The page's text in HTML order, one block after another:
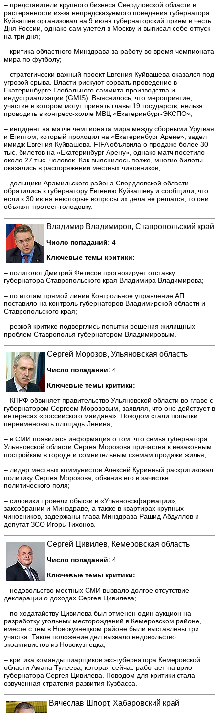
– представители крупного бизнеса Свердловской области в
растерянности из-за непредсказуемого поведения губернатора.
Куйвашев организовал на 9 июня губернаторский прием в честь
Дня России, однако сам улетел в Москву и выписал себе отпуск
на три дня;
– критика областного Минздрава за работу во время чемпионата
мира по футболу;
– стратегически важный проект Евгения Куйвашева оказался под
угрозой срыва. Власти рискуют сорвать проведение в
Екатеринбурге Глобального саммита производства и
индустриализации (GMIS). Выяснилось, что мероприятие,
участие в котором могут принять главы 19 государств, нельзя
проводить в конгресс-холле МВЦ «Екатеринбург-ЭКСПО»;
– инцидент на матче чемпионата мира между сборными Уругвая
и Египтом, который проходил на «Екатеринбург Арене», задел
имидж Евгения Куйвашева. FIFA объявила о продаже более 30
тыс. билетов на «Екатеринбург Арену», однако матч посетило
около 27 тыс. человек. Как выяснилось позже, многие билеты
оказались в распоряжении местных чиновников;
– дольщики Арамильского района Свердловской области
обратились к губернатору Евгению Куйвашеву и сообщили, что
если к 30 июня некоторые вопросы их дела не решатся, то они
объявят протест-голодовку.
Владимир Владимиров, Ставропольский край
Число попаданий: 4
Ключевые темы критики:
– политолог Дмитрий Фетисов прогнозирует отставку
губернатора Ставропольского края Владимира Владимирова;
– по итогам прямой линии Контрольное управление АП
поставило на контроль губернаторов Владимирской области и
Ставропольского края;
– резкой критике подверглись попытки решения жилищных
проблем Ставрополья губернатором Владимировым.
Сергей Морозов, Ульяновская область
Число попаданий: 4
Ключевые темы критики:
– КПРФ обвиняет правительство Ульяновской области во главе с
губернатором Сергеем Морозовым, заявляя, что оно действует в
интересах «российского майдана». Поводом стали попытки
переименовать площадь Ленина;
– в СМИ появилась информация о том, что семья губернатора
Ульяновской области Сергея Морозова причастна к незаконным
постройкам в городе и сомнительным схемам продажи жилья;
– лидер местных коммунистов Алексей Куринный раскритиковал
политику Сергея Морозова, обвинив его в зачистке
политического поля;
– силовики провели обыски в «Ульяновскфармации»,
заксобрании и Минздраве, а также в квартирах крупных
чиновников, задержаны глава Минздрава Рашид Абдуллов и
депутат ЗСО Игорь Тихонов.
Сергей Цивилев, Кемеровская область
Число попаданий: 4
Ключевые темы критики:
– недовольство местных СМИ вызвало долгое отсутствие
декларации о доходах Сергея Цивилева;
– по ходатайству Цивилева был отменен один аукцион на
разработку угольных месторождений в Кемеровском районе,
вместе с тем в Новокузнецком районе были выставлены три
участка. Такое положение дел вызвало недовольство
экоактивистов из Новокузнецка;
– критика команды пиарщиков экс-губернатора Кемеровской
области Амана Тулеева, которая сейчас работает на врио
губернатора Сергея Цивилева. Поводом для критики стала
озвученная стратегия развития Кузбасса.
Вячеслав Шпорт, Хабаровский край